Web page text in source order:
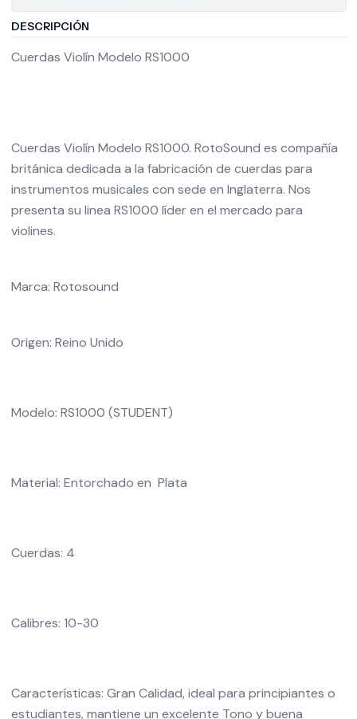
DESCRIPCIÓN
Cuerdas Violín Modelo RS1000
Cuerdas Violín Modelo RS1000. RotoSound es compañía
británica dedicada a la fabricación de cuerdas para
instrumentos musicales con sede en Inglaterra. Nos
presenta su linea RS1000 líder en el mercado para
violines.
Marca: Rotosound
Origen: Reino Unido
Modelo: RS1000 (STUDENT)
Material: Entorchado en Plata
Cuerdas: 4
Calibres: 10-30
Características: Gran Calidad, ideal para principiantes o
estudiantes, mantiene un excelente Tono y buena